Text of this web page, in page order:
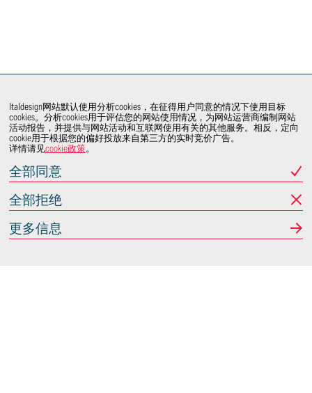
Italdesign网站默认使用分析cookies，在征得用户同意的情况下使用目标
cookies。分析cookies用于评估您的网站使用情况，为网站运营商编制网站
活动报告，并提供与网站活动和互联网使用有关的其他服务。相反，定向
cookie用于根据您的偏好投放来自第三方的实时竞价广告。
详情请见cookie政策。
全部同意
全部拒绝
更多信息